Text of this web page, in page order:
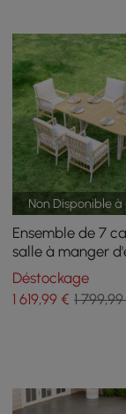
Non Disponible
Ensemble de 7
salle à manger
Ropipe kaki et
places en corde
Déstockage
1 619,99 € 1